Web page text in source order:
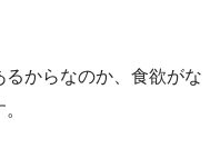
からなのか、食欲がな